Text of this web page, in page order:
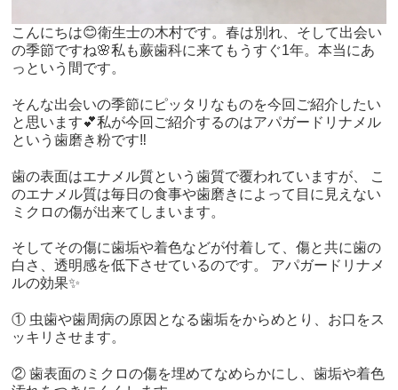
こんにちは😊衛生士の木村です。春は別れ、そして出会い
の季節ですね🌸私も蕨歯科に来てもうすぐ1年。本当にあ
っという間です。
そんな出会いの季節にピッタリなものを今回ご紹介したい
と思います💕私が今回ご紹介するのはアパガードリナメル
という歯磨き粉です‼
歯の表面はエナメル質という歯質で覆われていますが、 こ
のエナメル質は毎日の食事や歯磨きによって目に見えない
ミクロの傷が出来てしまいます。
そしてその傷に歯垢や着色などが付着して、傷と共に歯の
白さ、透明感を低下させているのです。 アパガードリナメ
ルの効果✨
① 虫歯や歯周病の原因となる歯垢をからめとり、お口をス
ッキリさせます。
② 歯表面のミクロの傷を埋めてなめらかにし、歯垢や着色